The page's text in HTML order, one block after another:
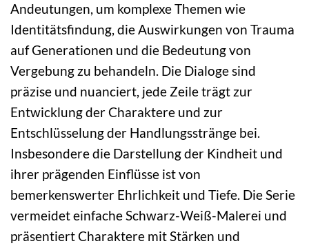
Andeutungen, um komplexe Themen wie
Identitätsfindung, die Auswirkungen von Trauma
auf Generationen und die Bedeutung von
Vergebung zu behandeln. Die Dialoge sind
präzise und nuanciert, jede Zeile trägt zur
Entwicklung der Charaktere und zur
Entschlüsselung der Handlungsstränge bei.
Insbesondere die Darstellung der Kindheit und
ihrer prägenden Einflüsse ist von
bemerkenswerter Ehrlichkeit und Tiefe. Die Serie
vermeidet einfache Schwarz-Weiß-Malerei und
präsentiert Charaktere mit Stärken und